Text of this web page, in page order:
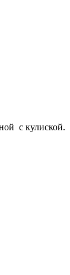
с кулиской.